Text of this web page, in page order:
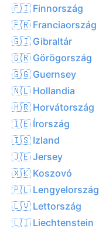
🇫🇮 Finnország
🇫🇷 Franciaország
🇬🇮 Gibraltár
🇬🇷 Görögország
🇬🇬 Guernsey
🇳🇱 Hollandia
🇭🇷 Horvátország
🇮🇪 Írország
🇮🇸 Izland
🇯🇪 Jersey
🇽🇰 Koszovó
🇵🇱 Lengyelország
🇱🇻 Lettország
🇱🇮 Liechtenstein